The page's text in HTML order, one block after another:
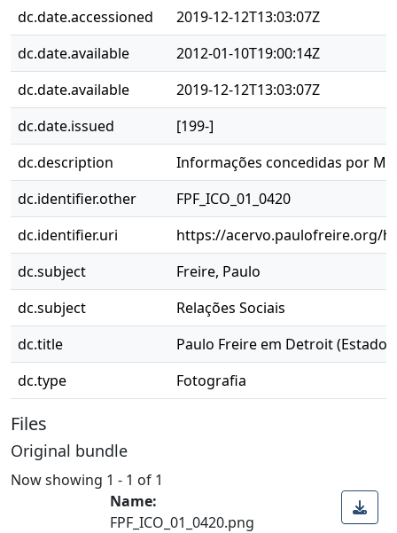
dc.date.accessioned
2019-12-12T13:03:07Z
dc.date.available
2012-01-10T19:00:14Z
dc.date.available
2019-12-12T13:03:07Z
dc.date.issued
[199-]
dc.description
Informações concedidas por
dc.identifier.other
FPF_ICO_01_0420
dc.identifier.uri
https://acervo.paulofreire.org/
dc.subject
Freire, Paulo
dc.subject
Relações Sociais
dc.title
Paulo Freire em Detroit
dc.type
Fotografia
Files
Original bundle
Now showing 1 - 1 of 1
Name:
FPF_ICO_01_0420.png